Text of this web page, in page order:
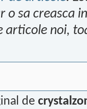
o sa creasca
articole noi,
de